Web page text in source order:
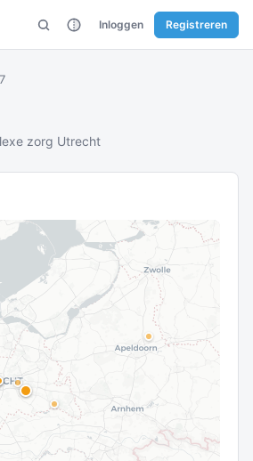
Inloggen Registreren
zorg Utrecht